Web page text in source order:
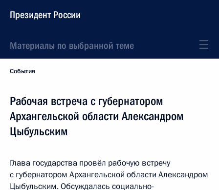
Президент России
Материалы по выбранной теме
События
Рабочая встреча с губернатором
Архангельской области Александром
Цыбульским
Глава государства провёл рабочую встречу
с губернатором Архангельской области Александром
Цыбульским. Обсуждалась социально-